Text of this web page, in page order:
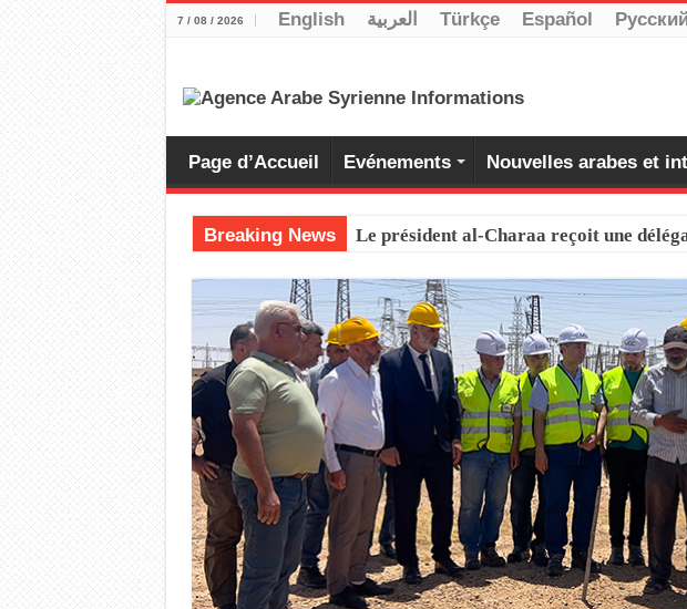
7 / 08 / 2026 English العربية Türkçe Español
Page d’Accueil Evénements Nouvelles arabes et
Breaking News Le président al-Charaa reçoit une